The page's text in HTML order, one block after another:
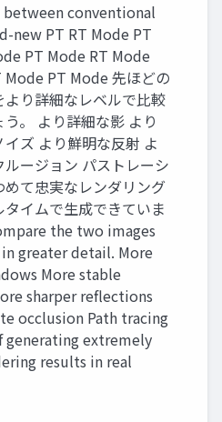
conventional
new PT RT Mode PT
PT Mode RT Mode
Mode PT Mode 先ほどの
より詳細なレベルで比較
う。 より詳細な影 より
ズ より鮮明な反射 よ
ルージョン パストレーシ
めて忠実なレンダリング
イムで生成できていま
the two images
greater detail. More
More stable
sharper reflections
occlusion Path tracing
generating extremely
results in real